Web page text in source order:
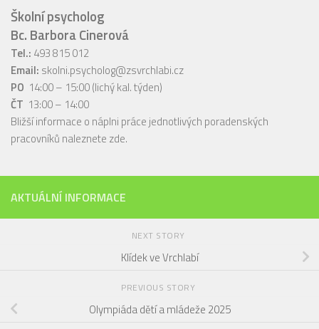
Školní psycholog
Bc. Barbora Cinerová
Tel.: 493 815 012
Email: skolni.psycholog@zsvrchlabi.cz
PO 14:00 – 15:00 (lichý kal. týden)
ČT 13:00 – 14:00
Bližší informace o náplni práce jednotlivých poradenských
pracovníků naleznete zde.
AKTUÁLNÍ INFORMACE
NEXT STORY
Klídek ve Vrchlabí
PREVIOUS STORY
Olympiáda dětí a mládeže 2025